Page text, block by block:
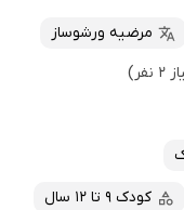
مرضیه ورشوساز
کودک 9 تا 12 سال